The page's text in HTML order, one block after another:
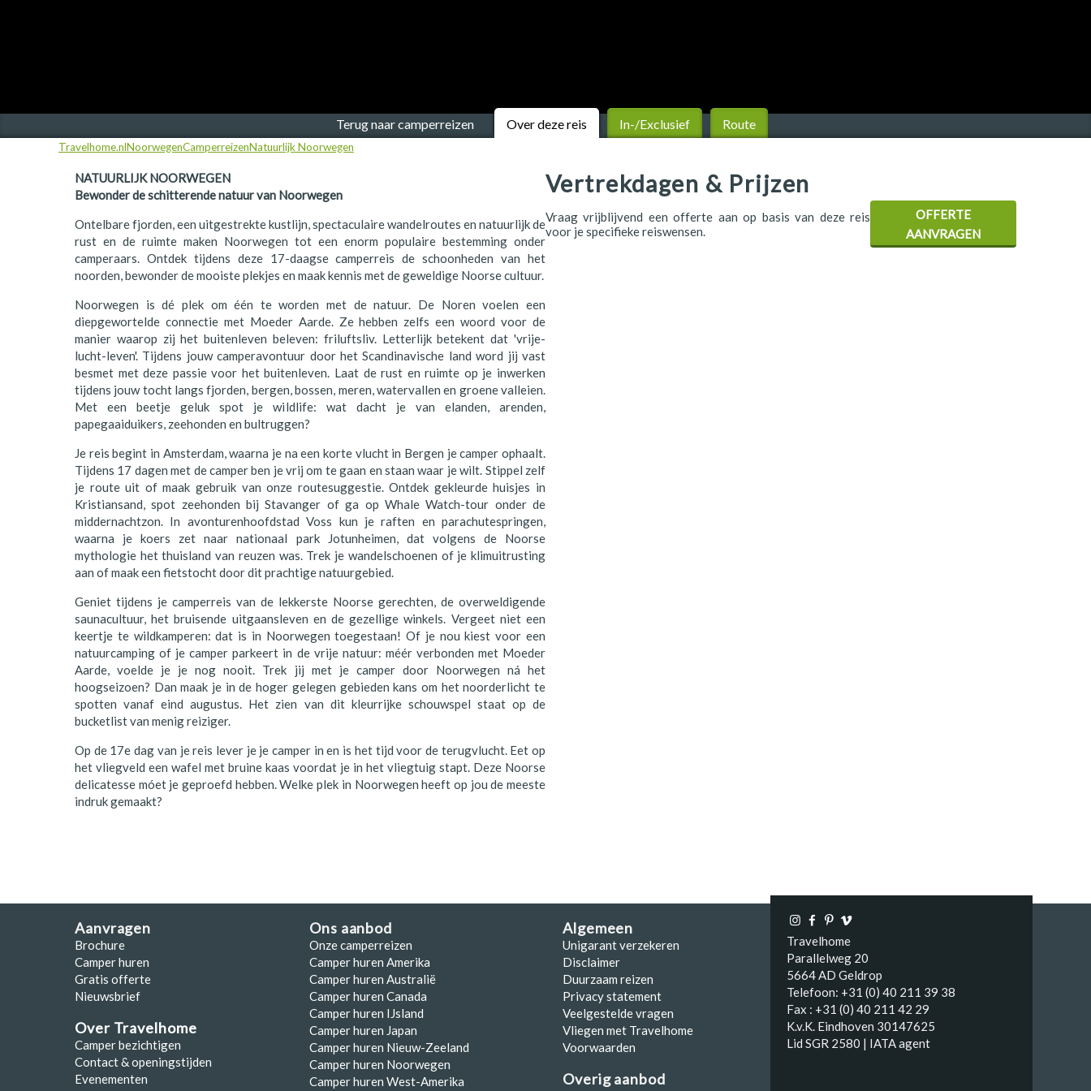
IJsland
Nederland
Nieuw-Zeeland
Noorwegen
Portugal
Zuid-Afrika
Zwitserland
Terug naar camperreizen Over deze reis In-/Exclusief Route
Travelhome.nlNoorwegenCamperreizenNatuurlijk Noorwegen
NATUURLIJK NOORWEGEN
Bewonder de schitterende natuur van Noorwegen
Ontelbare fjorden, een uitgestrekte kustlijn, spectaculaire wandelroutes en natuurlijk de
rust en de ruimte maken Noorwegen tot een enorm populaire bestemming onder
camperaars. Ontdek tijdens deze 17-daagse camperreis de schoonheden van het
noorden, bewonder de mooiste plekjes en maak kennis met de geweldige Noorse cultuur.
Noorwegen is dé plek om één te worden met de natuur. De Noren voelen een
diepgewortelde connectie met Moeder Aarde. Ze hebben zelfs een woord voor de
manier waarop zij het buitenleven beleven: friluftsliv. Letterlijk betekent dat 'vrije-
lucht-leven'. Tijdens jouw camperavontuur door het Scandinavische land word jij vast
besmet met deze passie voor het buitenleven. Laat de rust en ruimte op je inwerken
tijdens jouw tocht langs fjorden, bergen, bossen, meren, watervallen en groene valleien.
Met een beetje geluk spot je wildlife: wat dacht je van elanden, arenden,
papegaaiduikers, zeehonden en bultruggen?
Je reis begint in Amsterdam, waarna je na een korte vlucht in Bergen je camper ophaalt.
Tijdens 17 dagen met de camper ben je vrij om te gaan en staan waar je wilt. Stippel zelf
je route uit of maak gebruik van onze routesuggestie. Ontdek gekleurde huisjes in
Kristiansand, spot zeehonden bij Stavanger of ga op Whale Watch-tour onder de
middernachtzon. In avonturenhoofdstad Voss kun je raften en parachutespringen,
waarna je koers zet naar nationaal park Jotunheimen, dat volgens de Noorse
mythologie het thuisland van reuzen was. Trek je wandelschoenen of je klimuitrusting
aan of maak een fietstocht door dit prachtige natuurgebied.
Geniet tijdens je camperreis van de lekkerste Noorse gerechten, de overweldigende
saunacultuur, het bruisende uitgaansleven en de gezellige winkels. Vergeet niet een
keertje te wildkamperen: dat is in Noorwegen toegestaan! Of je nou kiest voor een
natuurcamping of je camper parkeert in de vrije natuur: méér verbonden met Moeder
Aarde, voelde je je nog nooit. Trek jij met je camper door Noorwegen ná het
hoogseizoen? Dan maak je in de hoger gelegen gebieden kans om het noorderlicht te
spotten vanaf eind augustus. Het zien van dit kleurrijke schouwspel staat op de
bucketlist van menig reiziger.
Op de 17e dag van je reis lever je je camper in en is het tijd voor de terugvlucht. Eet op
het vliegveld een wafel met bruine kaas voordat je in het vliegtuig stapt. Deze Noorse
delicatesse móet je geproefd hebben. Welke plek in Noorwegen heeft op jou de meeste
indruk gemaakt?
Vertrekdagen & Prijzen
Vraag vrijblijvend een offerte aan op basis van deze reis
voor je specifieke reiswensen.
OFFERTE
AANVRAGEN
Aanvragen
Brochure
Camper huren
Gratis offerte
Nieuwsbrief
Over Travelhome
Camper bezichtigen
Contact & openingstijden
Evenementen
Ons aanbod
Onze camperreizen
Camper huren Amerika
Camper huren Australië
Camper huren Canada
Camper huren IJsland
Camper huren Japan
Camper huren Nieuw-Zeeland
Camper huren Noorwegen
Camper huren West-Amerika
Algemeen
Unigarant verzekeren
Disclaimer
Duurzaam reizen
Privacy statement
Veelgestelde vragen
Vliegen met Travelhome
Voorwaarden
Overig aanbod
Travelhome
Parallelweg 20
5664 AD Geldrop
Telefoon: +31 (0) 40 211 39 38
Fax : +31 (0) 40 211 42 29
K.v.K. Eindhoven 30147625
Lid SGR 2580 | IATA agent